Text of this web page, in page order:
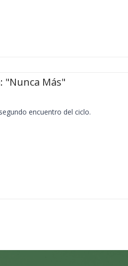
"Nunca Más"
encuentro del ciclo.